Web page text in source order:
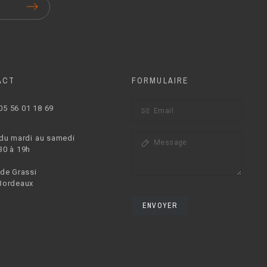
56 01 18 69
mardi au samedi
à 19h
Grassi
FORMULAIRE
ENVOYER